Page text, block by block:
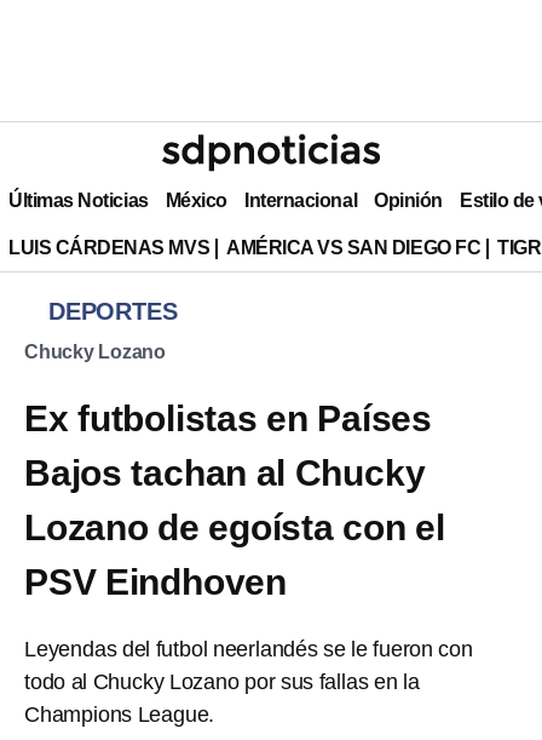
Últimas Noticias México Internacional Opinión Estilo de
LUIS CÁRDENAS MVS AMÉRICA VS SAN DIEGO FC
DEPORTES
Chucky Lozano
Ex futbolistas en Países
Bajos tachan al Chucky
Lozano de egoísta con el
PSV Eindhoven
Leyendas del futbol neerlandés se le fueron con
todo al Chucky Lozano por sus fallas en la
Champions League.